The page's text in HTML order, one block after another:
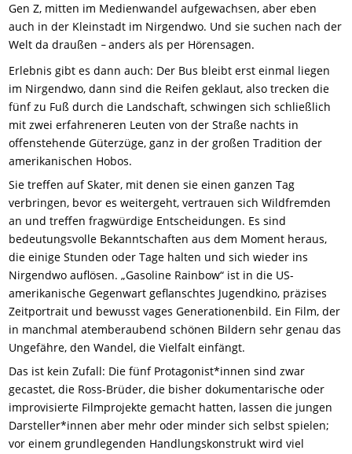
Gen Z, mitten im Medienwandel aufgewachsen, aber eben
auch in der Kleinstadt im Nirgendwo. Und sie suchen nach der
Welt da draußen –anders als per Hörensagen.
Erlebnis gibt es dann auch: Der Bus bleibt erst einmal liegen
im Nirgendwo, dann sind die Reifen geklaut, also trecken die
fünf zu Fuß durch die Landschaft, schwingen sich schließlich
mit zwei erfahreneren Leuten von der Straße nachts in
offenstehende Güterzüge, ganz in der großen Tradition der
amerikanischen Hobos.
Sie treffen auf Skater, mit denen sie einen ganzen Tag
verbringen, bevor es weitergeht, vertrauen sich Wildfremden
an und treffen fragwürdige Entscheidungen. Es sind
bedeutungsvolle Bekanntschaften aus dem Moment heraus,
die einige Stunden oder Tage halten und sich wieder ins
Nirgendwo auflösen. „Gasoline Rainbow“ ist in die US-
amerikanische Gegenwart geflanschtes Jugendkino, präzises
Zeitportrait und bewusst vages Generationenbild. Ein Film, der
in manchmal atemberaubend schönen Bildern sehr genau das
Ungefähre, den Wandel, die Vielfalt einfängt.
Das ist kein Zufall: Die fünf Protagonist*innen sind zwar
gecastet, die Ross-Brüder, die bisher dokumentarische oder
improvisierte Filmprojekte gemacht hatten, lassen die jungen
Darsteller*innen aber mehr oder minder sich selbst spielen;
vor einem grundlegenden Handlungskonstrukt wird viel